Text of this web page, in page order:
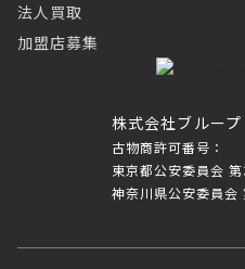
株式会社ブループ
古物商許可番号：
東京都公安委員会
神奈川県公安委員
法人買取
加盟店募集